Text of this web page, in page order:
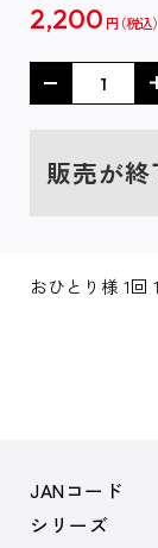
2,200 円
販売が
おひとり様 1回
JANコード
シリーズ